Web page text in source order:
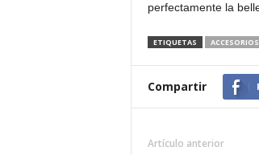
perfectamente la
ETIQUETAS ACCESORIOS
Compartir
Artículo anterior